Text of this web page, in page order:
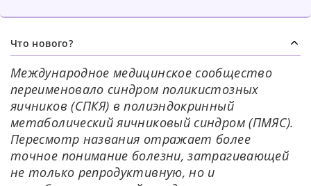
Что нового?
Международное медицинское сообщество
переименовало синдром поликистозных
яичников (СПКЯ) в полиэндокринный
метаболический яичниковый синдром (ПМЯС).
Пересмотр названия отражает более
точное понимание болезни, затрагивающей
не только репродуктивную, но и